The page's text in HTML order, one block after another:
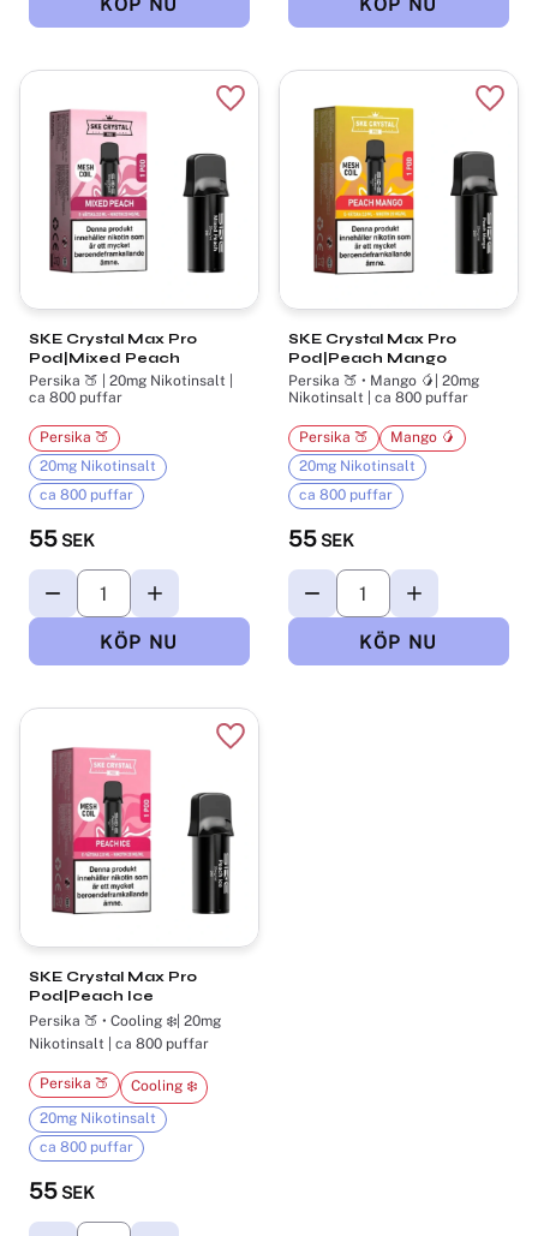
SKE Crystal Max Pro
Pod|Mixed Peach
Persika 🍑 | 20mg Nikotinsalt |
ca 800 puffar
55 SEK
Persika 🍑
20mg Nikotinsalt
ca 800 puffar
Lägg till i favoriter
SKE Crystal Max Pro
Pod|Peach Mango
Persika 🍑 • Mango 🥭| 20mg
Nikotinsalt | ca 800 puffar
55 SEK
Persika 🍑
Mango 🥭
20mg Nikotinsalt
ca 800 puffar
SKE Crystal Max Pro
Pod|Peach Ice
Persika 🍑 • Cooling ❄️| 20mg
Nikotinsalt | ca 800 puffar
55 SEK
Persika 🍑
Cooling ❄️
20mg Nikotinsalt
ca 800 puffar
Lägg till i favoriter